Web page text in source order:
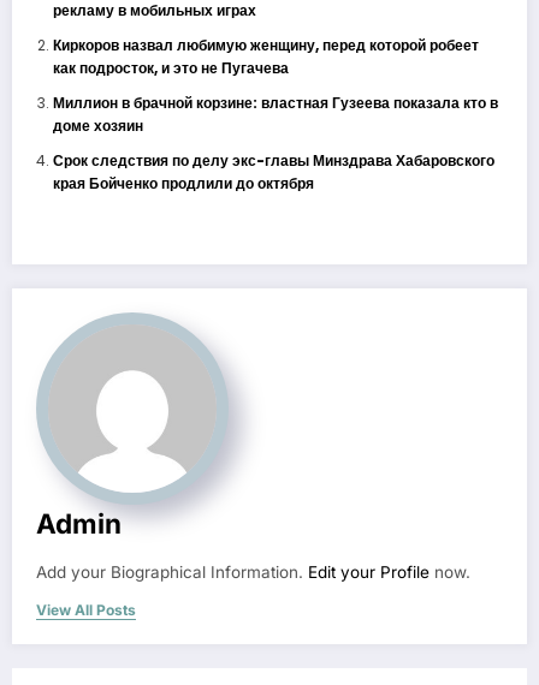
рекламу в мобильных играх
Киркоров назвал любимую женщину, перед которой робеет
как подросток, и это не Пугачева
Миллион в брачной корзине: властная Гузеева показала кто в
доме хозяин
Срок следствия по делу экс-главы Минздрава Хабаровского
края Бойченко продлили до октября
Admin
Add your Biographical Information. Edit your Profile now.
View All Posts